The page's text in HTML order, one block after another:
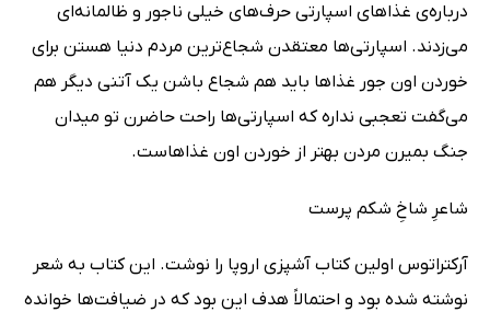
درباره‌ی غذاهای اسپارتی حرف‌های خیلی ناجور و ظالمانه‌ای
می‌زدند. اسپارتی‌ها معتقدن شجاع‌ترین مردم دنیا هستن برای
خوردن اون جور غذاها باید هم شجاع باشن یک آتنی دیگر هم
می‌گفت تعجبی نداره که اسپارتی‌ها راحت حاضرن تو میدان
جنگ بمیرن مردن بهتر از خوردن اون غذاهاست.
شاعرِ شاخِ شکم پرست
آرکتراتوس اولین کتاب آشپزی اروپا را نوشت. این کتاب به شعر
نوشته شده بود و احتمالاً هدف این بود که در ضیافت‌ها خوانده